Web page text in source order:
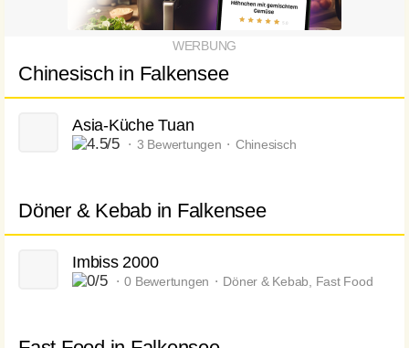
Chinesisch in Falkensee
Asia-Küche Tuan
⬝ 3 Bewertungen ⬝ Chinesisch
Döner & Kebab in Falkensee
Imbiss 2000
⬝ 0 Bewertungen ⬝ Döner & Kebab, Fast Food